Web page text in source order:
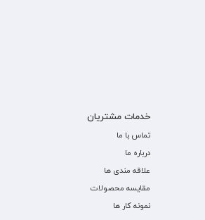
خدمات مشتریان
تماس با ما
درباره ما
علاقه مندی ها
مقایسه محصولات
نمونه کار ها